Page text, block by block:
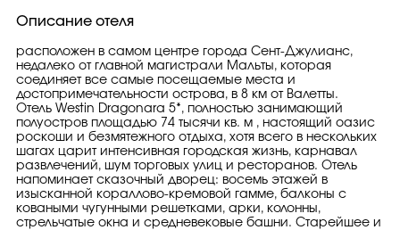
Описание отеля
расположен в самом центре города Сент-Джулианс,
недалеко от главной магистрали Мальты, которая
соединяет все самые посещаемые места и
достопримечательности острова, в 8 км от Валетты.
Отель Westin Dragonara 5*, полностью занимающий
полуостров площадью 74 тысячи кв. м , настоящий оазис
роскоши и безмятежного отдыха, хотя всего в нескольких
шагах царит интенсивная городская жизнь, карнавал
развлечений, шум торговых улиц и ресторанов. Отель
напоминает сказочный дворец: восемь этажей в
изысканной кораллово-кремовой гамме, балконы с
коваными чугунными решетками, арки, колонны,
стрельчатые окна и средневековые башни. Старейшее и